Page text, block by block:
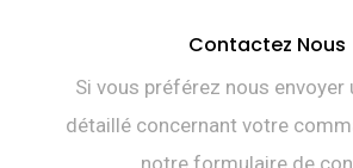
Contactez Nous
Si vous préférez nous envoyer
détaillé concernant votre
notre formulaire de